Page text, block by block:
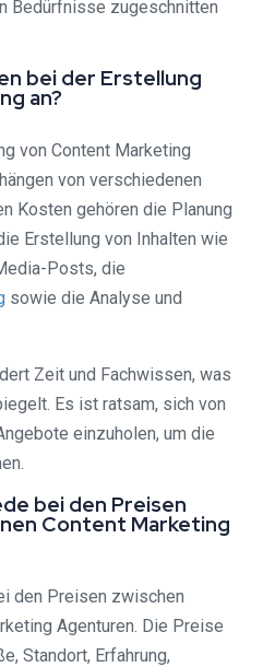
Bedürfnisse zugeschnitten
bei der Erstellung
an?
von Content Marketing
von verschiedenen
Kosten gehören die Planung
Erstellung von Inhalten wie
Posts, die
sowie die Analyse und
Zeit und Fachwissen, was
Es ist ratsam, sich von
einzuholen, um die
bei den Preisen
Content Marketing
den Preisen zwischen
Agenturen. Die Preise
Standort, Erfahrung,